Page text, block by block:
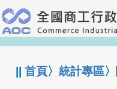
跳
到
主
要
:::
||首頁〉統計專區〉